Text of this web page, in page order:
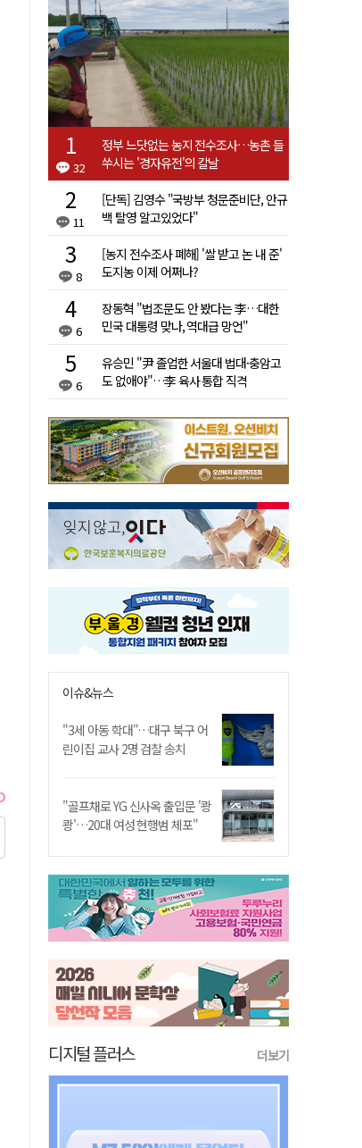
32
정부 느닷없는 농지 전수조사…농촌 들
쑤시는 '경자유전'의 칼날
11
[단독] 김영수 "국방부 청문준비단, 안규
백 탈영 알고있었다"
8
[농지 전수조사 폐해] '쌀 받고 논 내 준'
도지농 이제 어쩌나?
6
장동혁 "법조문도 안 봤다는 李…대한
민국 대통령 맞나, 역대급 망언"
6
유승민 "尹 졸업한 서울대 법대·충암고
도 없애야"…李 육사 통합 직격
이슈&뉴스
"3세 아동 학대"…대구 북구 어
린이집 교사 2명 검찰 송치
"골프채로 YG 신사옥 출입문 '쾅
쾅'…20대 여성 현행범 체포"
디지털 플러스 더보기